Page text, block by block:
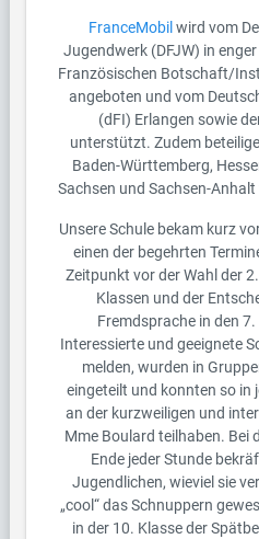
FranceMobil wird vom
Jugendwerk (DFJW) in
Französischen Botschaft/
angeboten und vom
(dFI) Erlangen sowie
unterstützt. Zudem
Baden-Württemberg,
Sachsen und Sachsen-
Unsere Schule bekam kurz
einen der begehrten
Zeitpunkt vor der Wahl der
Klassen und der
Fremdsprache in den
Interessierte und geeignete
melden, wurden in
eingeteilt und konnten so in
an der kurzweiligen und
Mme Boulard teilhaben. Bei
Ende jeder Stunde
Jugendlichen, wieviel sie
„cool“ das Schnuppern
in der 10. Klasse der